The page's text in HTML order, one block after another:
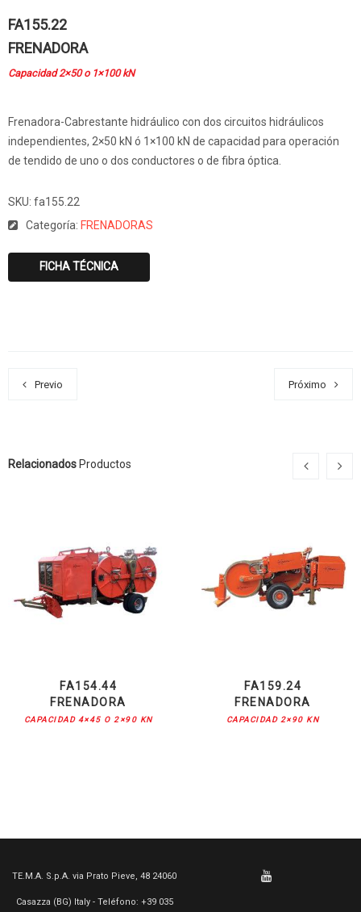
FA155.22
FRENADORA
Capacidad 2×50 o 1×100 kN
Frenadora-Cabrestante hidráulico con dos circuitos hidráulicos
independientes, 2×50 kN ó 1×100 kN de capacidad para operación
de tendido de uno o dos conductores o de fibra óptica.
SKU: fa155.22
Categoría: FRENADORAS
FICHA TÉCNICA
Previo Próximo
Relacionados Productos
FA154.44
FRENADORA
CAPACIDAD 4×45 O 2×90 KN
FA159.24
FRENADORA
CAPACIDAD 2×90 KN
TE.M.A. S.p.A. via Prato Pieve, 48 24060
Casazza (BG) Italy - Teléfono: +39 035